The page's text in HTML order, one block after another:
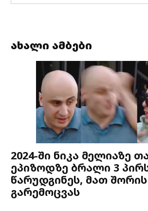
ახალი ამბები
2024-ში ნიკა მელიაზე
ეპიზოდზე ბრალი 3
წარუდგინეს, მათ შორის
გარემოცვას